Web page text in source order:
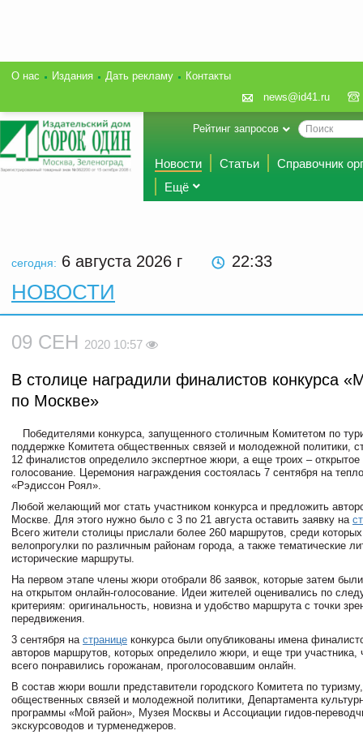
О нас Издания Дать рекламу
Контакты
news@id41.ru
Рейтинг запросов
Новости Статьи
Справочник
Ещё
сегодня: 6 августа 2026 г 22:33
НОВОСТИ
09 СЕН 2020 10:57
В столице наградили финалистов конкурса
по Москве»
Победителями конкурса, запущенного столичным Комитетом по
поддержке Комитета общественных связей и молодежной политики,
12 финалистов определило экспертное жюри, а еще троих – открытое
голосование. Церемония награждения состоялась 7 сентября на
«Рэдиссон Роял».
Любой желающий мог стать участником конкурса и предложить
Москве. Для этого нужно было с 3 по 21 августа оставить заявку на
Всего жители столицы прислали более 260 маршрутов, среди
велопрогулки по различным районам города, а также тематические
исторические маршруты.
На первом этапе члены жюри отобрали 86 заявок которые затем
на открытом онлайн-голосование. Идеи жителей оценивались по
критериям: оригинальность, новизна и удобство маршрута с точки
передвижения.
3 сентября на странице конкурса были опубликованы имена
авторов маршрутов, которых определило жюри, и еще три участника,
всего понравились горожанам, проголосовавшим онлайн.
В состав жюри вошли представители городского Комитета по
общественных связей и молодежной политики, Департамента
программы «Мой район», Музея Москвы и Ассоциации гидов-
экскурсоводов и турменеджеров.